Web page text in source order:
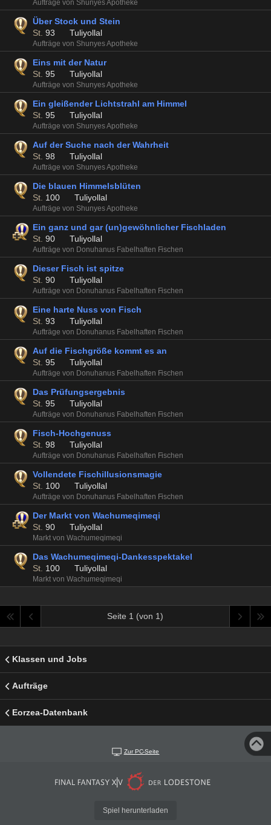
Aufträge von Shunyes Apotheke
Über Stock und Stein
St. 93 Tuliyollal
Aufträge von Shunyes Apotheke
Eins mit der Natur
St. 95 Tuliyollal
Aufträge von Shunyes Apotheke
Ein gleißender Lichtstrahl am Himmel
St. 95 Tuliyollal
Aufträge von Shunyes Apotheke
Auf der Suche nach der Wahrheit
St. 98 Tuliyollal
Aufträge von Shunyes Apotheke
Die blauen Himmelsblüten
St. 100 Tuliyollal
Aufträge von Shunyes Apotheke
Ein ganz und gar (un)gewöhnlicher Fischladen
St. 90 Tuliyollal
Aufträge von Donuhanus Fabelhaften Fischen
Dieser Fisch ist spitze
St. 90 Tuliyollal
Aufträge von Donuhanus Fabelhaften Fischen
Eine harte Nuss von Fisch
St. 93 Tuliyollal
Aufträge von Donuhanus Fabelhaften Fischen
Auf die Fischgröße kommt es an
St. 95 Tuliyollal
Aufträge von Donuhanus Fabelhaften Fischen
Das Prüfungsergebnis
St. 95 Tuliyollal
Aufträge von Donuhanus Fabelhaften Fischen
Fisch-Hochgenuss
St. 98 Tuliyollal
Aufträge von Donuhanus Fabelhaften Fischen
Vollendete Fischillusionsmagie
St. 100 Tuliyollal
Aufträge von Donuhanus Fabelhaften Fischen
Der Markt von Wachumeqimeqi
St. 90 Tuliyollal
Markt von Wachumeqimeqi
Das Wachumeqimeqi-Dankesspektakel
St. 100 Tuliyollal
Markt von Wachumeqimeqi
Seite 1 (von 1)
Klassen und Jobs
Aufträge
Eorzea-Datenbank
Zur PC-Seite
Spiel herunterladen